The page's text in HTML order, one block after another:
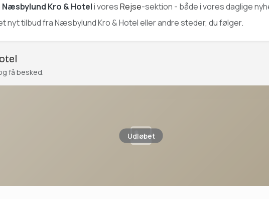
Næsbylund Kro & Hoteli voresRejse-sektion - både i vores daglige
nyt tilbud fra Næsbylund Kro & Hotel eller andre steder, du følger.
få besked.
Udløbet